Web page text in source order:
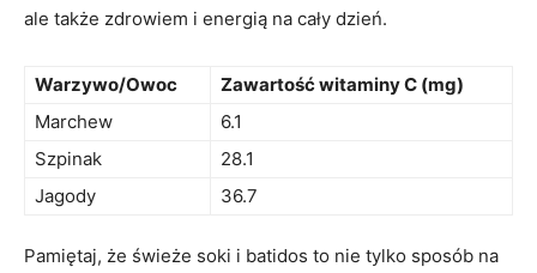
ale‍ także zdrowiem i⁢ energią na cały dzień.
Warzywo/Owoc
Zawartość witaminy⁣ C (mg)
Marchew
6.1
Szpinak
28.1
Jagody
36.7
Pamiętaj, że świeże soki i batidos to nie tylko sposób⁢ na